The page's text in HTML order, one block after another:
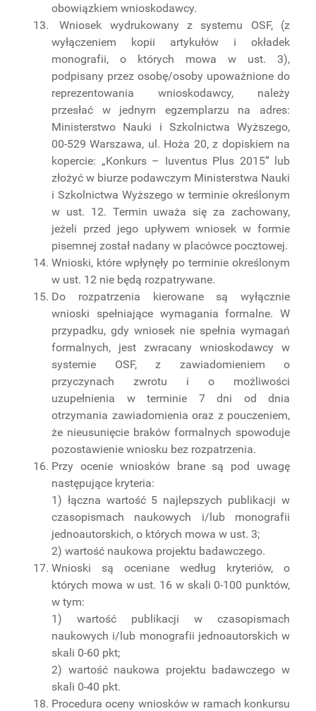
obowiązkiem wnioskodawcy.
Wniosek wydrukowany z systemu OSF, (z
wyłączeniem kopii artykułów i okładek
monografii, o których mowa w ust. 3),
podpisany przez osobę/osoby upoważnione do
reprezentowania wnioskodawcy, należy
przesłać w jednym egzemplarzu na adres:
Ministerstwo Nauki i Szkolnictwa Wyższego,
00-529 Warszawa, ul. Hoża 20, z dopiskiem na
kopercie: „Konkurs – Iuventus Plus 2015” lub
złożyć w biurze podawczym Ministerstwa Nauki
i Szkolnictwa Wyższego w terminie określonym
w ust. 12. Termin uważa się za zachowany,
jeżeli przed jego upływem wniosek w formie
pisemnej został nadany w placówce pocztowej.
Wnioski, które wpłynęły po terminie określonym
w ust. 12 nie będą rozpatrywane.
Do rozpatrzenia kierowane są wyłącznie
wnioski spełniające wymagania formalne. W
przypadku, gdy wniosek nie spełnia wymagań
formalnych, jest zwracany wnioskodawcy w
systemie OSF, z zawiadomieniem o
przyczynach zwrotu i o możliwości
uzupełnienia w terminie 7 dni od dnia
otrzymania zawiadomienia oraz z pouczeniem,
że nieusunięcie braków formalnych spowoduje
pozostawienie wniosku bez rozpatrzenia.
Przy ocenie wniosków brane są pod uwagę
następujące kryteria:
1) łączna wartość 5 najlepszych publikacji w
czasopismach naukowych i/lub monografii
jednoautorskich, o których mowa w ust. 3;
2) wartość naukowa projektu badawczego.
Wnioski są oceniane według kryteriów, o
których mowa w ust. 16 w skali 0-100 punktów,
w tym:
1) wartość publikacji w czasopismach
naukowych i/lub monografii jednoautorskich w
skali 0-60 pkt;
2) wartość naukowa projektu badawczego w
skali 0-40 pkt.
Procedura oceny wniosków w ramach konkursu